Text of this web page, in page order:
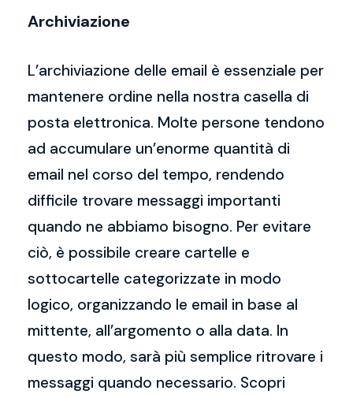
Archiviazione
L’archiviazione delle email è essenziale per
mantenere ordine nella nostra casella di
posta elettronica. Molte persone tendono
ad accumulare un’enorme quantità di
email nel corso del tempo, rendendo
difficile trovare messaggi importanti
quando ne abbiamo bisogno. Per evitare
ciò, è possibile creare cartelle e
sottocartelle categorizzate in modo
logico, organizzando le email in base al
mittente, all’argomento o alla data. In
questo modo, sarà più semplice ritrovare i
messaggi quando necessario. Scopri